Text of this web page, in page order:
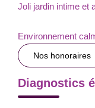
Joli jardin intime et
Environnement
Nos honoraires
Diagnostics